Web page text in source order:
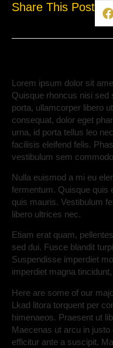
Share This Post
Lorem ipsum dolor sit
Quisque rhoncus nisi
porta, ullamcorper libero
consequat, dolor eget
urna, id porta tellus leo
facilisis eleifend felis.
vestibulum sem
Nulla euismod a mi eu
fermentum. Quisque quis
quis mauris. Vestibulum
libero ultrices nec.
Etiam erat quam,
sed dui. Fusce blandit
Suspendisse imperdiet
imperdiet magna
Here are some of our
Lkad litora torquent per
himenaeos. Praesent ut
Maecenas ut arcu in
efficitur ante a suscipit.